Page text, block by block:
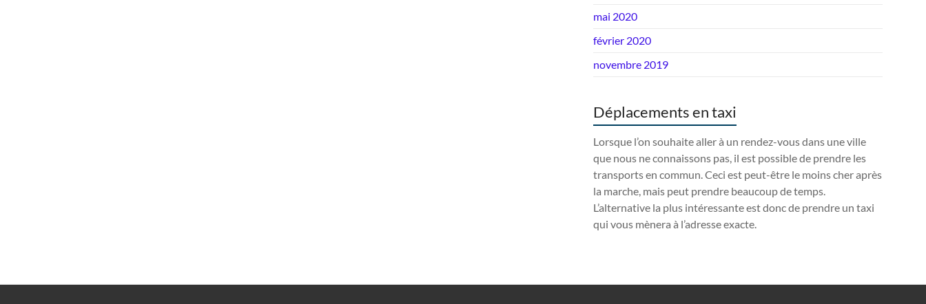
mai 2020
février 2020
novembre 2019
Déplacements en taxi
Lorsque l’on souhaite aller à un rendez-vous dans une ville
que nous ne connaissons pas, il est possible de prendre les
transports en commun. Ceci est peut-être le moins cher après
la marche, mais peut prendre beaucoup de temps.
L’alternative la plus intéressante est donc de prendre un taxi
qui vous mènera à l’adresse exacte.